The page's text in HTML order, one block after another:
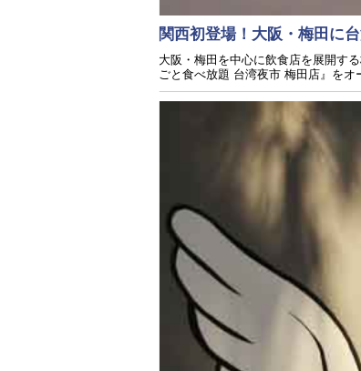
関西初登場！大阪・梅田に
大阪・梅田を中心に飲食店を展開す
ごと食べ放題 台湾夜市 梅田店』を